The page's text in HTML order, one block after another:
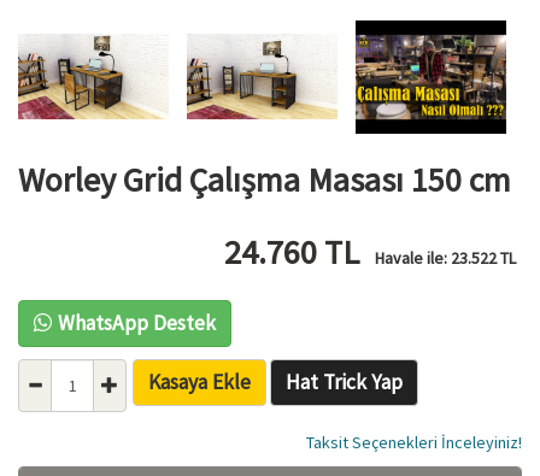
Worley Grid Çalışma Masası 150 cm
24.760TL Havale ile: 23.522TL
WhatsApp Destek
Kasaya Ekle Hat Trick Yap
Taksit Seçenekleri İnceleyiniz!